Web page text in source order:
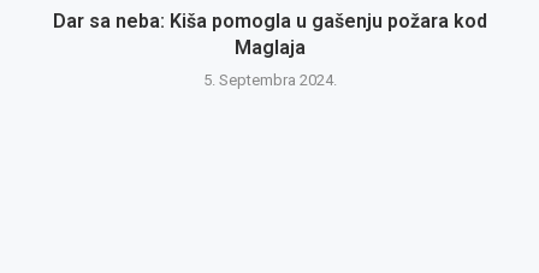
Dar sa neba: Kiša pomogla u gašenju požara kod
Maglaja
5. Septembra 2024.